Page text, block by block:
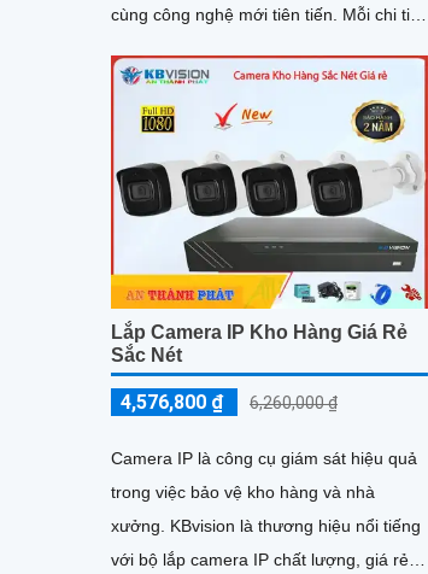
cùng công nghệ mới tiên tiến. Mỗi chi tiết
Lắp Camera IP Kho Hàng Giá Rẻ
Sắc Nét
4,576,800 ₫ 6,260,000 ₫
Camera IP là công cụ giám sát hiệu quả
trong việc bảo vệ kho hàng và nhà
xưởng. KBvision là thương hiệu nổi tiếng
với bộ lắp camera IP chất lượng, giá rẻ